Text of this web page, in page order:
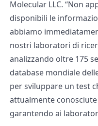
Molecular LLC. “Non
disponibili le
abbiamo
nostri laboratori di
analizzando oltre 175
database mondiale
per sviluppare un test
attualmente conosciute
garantendo ai